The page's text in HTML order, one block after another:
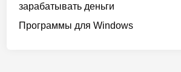
зарабатывать деньги
Программы для Windows